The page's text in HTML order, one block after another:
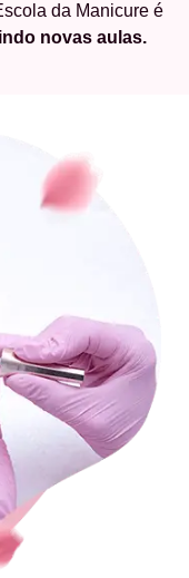
da Manicure é
novas aulas.